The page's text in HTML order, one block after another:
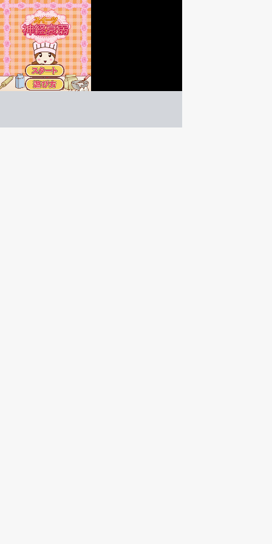
スイーツ神経衰弱
ボードゲーム
ゲーム紹介 -ヒントを使って絵柄を揃える神経衰弱
遊び方 -ゲーム開始時に出るヒントを利用して同じ絵柄を揃